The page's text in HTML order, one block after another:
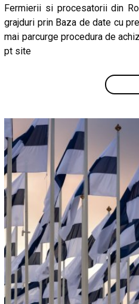
Fermierii si procesatorii din
grajduri prin Baza de date cu
mai parcurge procedura de
pt site